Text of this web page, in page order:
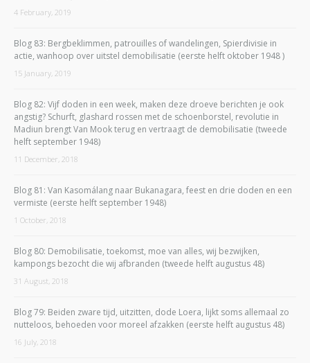
4 February, 2019
Blog 83: Bergbeklimmen, patrouilles of wandelingen, Spierdivisie in
actie, wanhoop over uitstel demobilisatie (eerste helft oktober 1948 )
15 January, 2019
Blog 82: Vijf doden in een week, maken deze droeve berichten je ook
angstig? Schurft, glashard rossen met de schoenborstel, revolutie in
Madiun brengt Van Mook terug en vertraagt de demobilisatie (tweede
helft september 1948)
11 December, 2018
Blog 81: Van Kasomálang naar Bukanagara, feest en drie doden en een
vermiste (eerste helft september 1948)
1 October, 2018
Blog 80: Demobilisatie, toekomst, moe van alles, wij bezwijken,
kampongs bezocht die wij afbranden (tweede helft augustus 48)
31 August, 2018
Blog 79: Beiden zware tijd, uitzitten, dode Loera, lijkt soms allemaal zo
nutteloos, behoeden voor moreel afzakken (eerste helft augustus 48)
16 July, 2018